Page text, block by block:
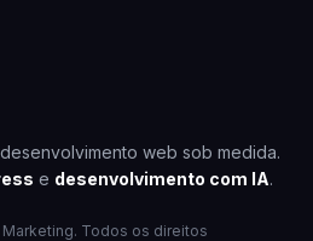
web sob medida.
e desenvolvimento com IA.
Todos os direitos